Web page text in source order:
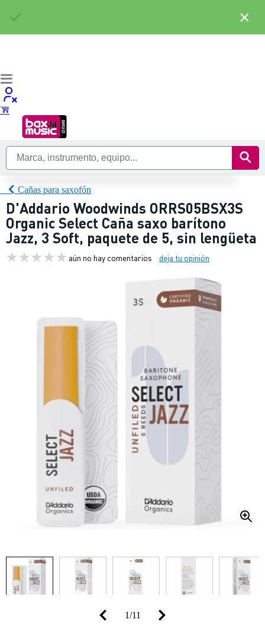
Cañas para saxofón
D'Addario Woodwinds ORRS05BSX3S
Organic Select Caña saxo barítono
Jazz, 3 Soft, paquete de 5, sin lengüeta
aún no hay comentarios deja tu opinión
1/11
×